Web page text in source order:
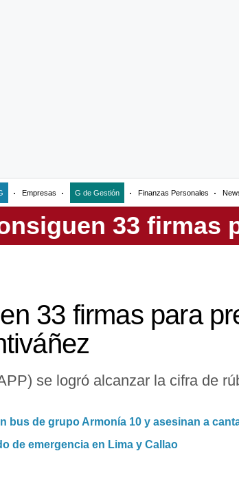
Empresas G de Gestión Finanzas Personales
33 firmas para
se logró alcanzar la cifra de
bus de grupo Armonía 10 y asesinan a
de emergencia en Lima y Callao